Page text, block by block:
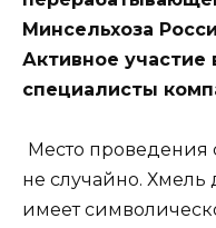
Минсельхоза
Активное
специалисты
Место
не случайно. Хмель
имеет